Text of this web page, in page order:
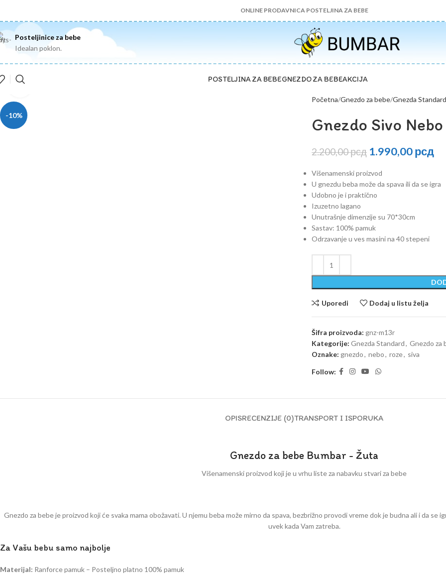
ONLINE PRODAVNICA POSTELJINA ZA BEBE
Posteljinice za bebe
Idealan poklon.
POSTELJINA ZA BEBEGNEZDO ZA BEBEAKCIJA
-10%
Početna Gnezdo za bebe Gnezda Standard
Gnezdo Sivo
2.200,00рсд 1.990,00рсд
Višenamenski proizvod
U gnezdu beba može da spava ili da se igra
Udobno je i praktično
Izuzetno lagano
Unutrašnje dimenzije su 70*30cm
Sastav: 100% pamuk
Odrzavanje u ves masini na 40 stepeni
Uporedi Dodaj u listu želja
Šifra proizvoda: gnz-m13r
Kategorije: Gnezda Standard, Gnezdo za
Oznake: gnezdo, nebo, roze, siva
Follow:
OPISRECENZIJE (0)TRANSPORT I ISPORUKA
Gnezdo za bebe Bumbar - Žuta
Višenamenski proizvod koji je u vrhu liste za nabavku stvari za bebe
Gnezdo za bebe je proizvod koji će svaka mama obožavati. U njemu beba može mirno da spava, bezbrižno provodi vreme dok je budna ali i da se
uvek kada Vam zatreba.
Za Vašu bebu samo najbolje
Materijal: Ranforce pamuk – Posteljno platno 100% pamuk